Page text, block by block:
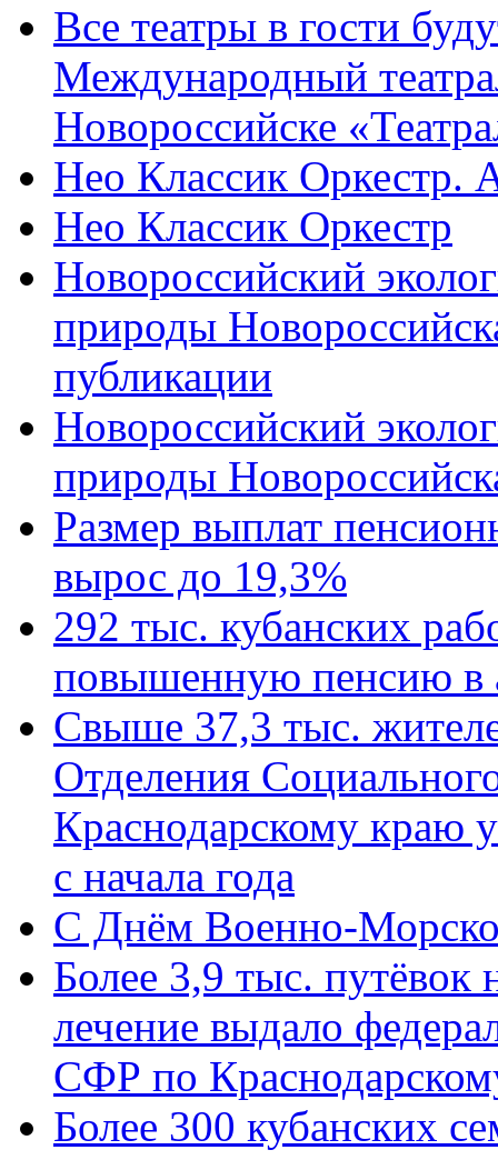
Все театры в гости
Международный
Новороссийске
Нео Классик Оркестр.
Нео Классик Оркестр
Новороссийский
природы
публикации
Новороссийский
природы
Размер выплат
вырос до 19,3%
292 тыс. кубанских
повышенную пенсию в
Свыше 37,3 тыс.
Отделения
Краснодарскому краю
с начала года
C Днём Военно-
Более 3,9 тыс. путёвок
лечение выдало
СФР по
Более 300 кубанских